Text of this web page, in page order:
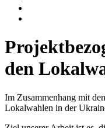
den
Im Zusammenhang mit
Lokalwahlen in der